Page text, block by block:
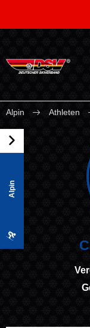
Alpin Athleten
Alpin